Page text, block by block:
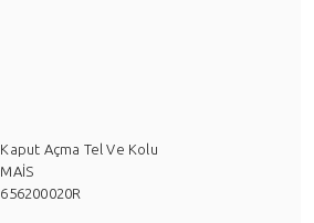
Kaput Açma Tel Ve Kolu
MAİS
656200020R